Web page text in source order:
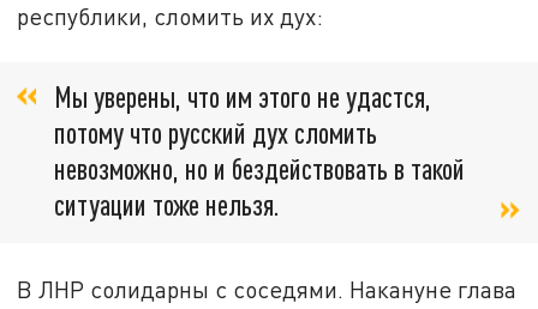
республики, сломить их дух:
Мы уверены, что им этого не удастся,
потому что русский дух сломить
невозможно, но и бездействовать в такой
ситуации тоже нельзя.
В ЛНР солидарны с соседями. Накануне глава